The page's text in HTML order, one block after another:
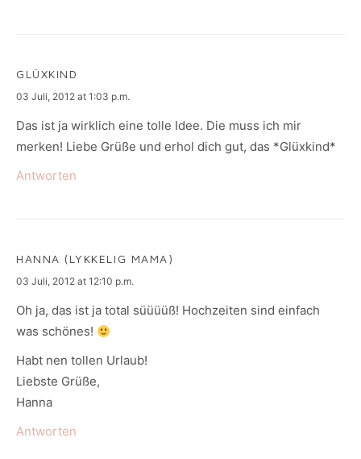
GLÜXKIND
says:
03 Juli, 2012 at 1:03 p.m.
Das ist ja wirklich eine tolle Idee. Die muss ich mir
merken! Liebe Grüße und erhol dich gut, das *Glüxkind*
Antworten
HANNA (LYKKELIG MAMA)
says:
03 Juli, 2012 at 12:10 p.m.
Oh ja, das ist ja total süüüüß! Hochzeiten sind einfach
was schönes!
Habt nen tollen Urlaub!
Liebste Grüße,
Hanna
Antworten